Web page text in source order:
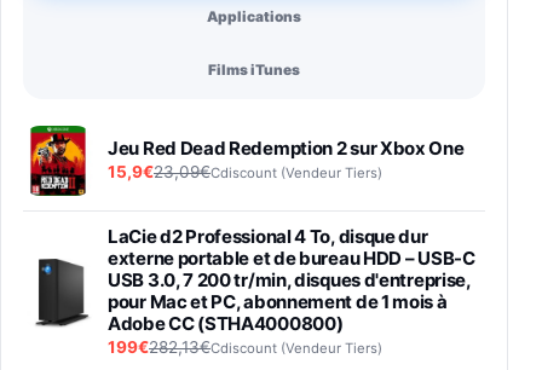
Applications
Films iTunes
Jeu Red Dead Redemption 2 sur Xbox One
15,9€23,09€Cdiscount (Vendeur Tiers)
LaCie d2 Professional 4 To, disque dur
externe portable et de bureau HDD – USB-C
USB 3.0, 7 200 tr/min, disques d'entreprise,
pour Mac et PC, abonnement de 1 mois à
Adobe CC (STHA4000800)
199€282,13€Cdiscount (Vendeur Tiers)